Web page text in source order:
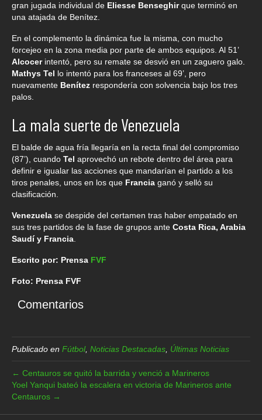
gran jugada individual de Eliesse Benseghirque terminó en
una atajada de Benítez.
En el complemento la dinámica fue la misma, con mucho
forcejeo en la zona media por parte de ambos equipos. Al 51’
Alcocer intentó, pero su remate se desvió en un zaguero galo.
Mathys Tel lo intentó para los franceses al 69’, pero
nuevamente Benítez respondería con solvencia bajo los tres
palos.
La mala suerte de Venezuela
El balde de agua fría llegaría en la recta final del compromiso
(87’), cuando Tel aprovechó un rebote dentro del área para
definir e igualar las acciones que mandarían el partido a los
tiros penales, unos en los que Francia ganó y selló su
clasificación.
Venezuela se despide del certamen tras haber empatado en
sus tres partidos de la fase de grupos ante Costa Rica, Arabia
Saudí y Francia.
Escrito por: Prensa FVF
Foto: Prensa FVF
Comentarios
Publicado en Fútbol, Noticias Destacadas, Últimas Noticias
← Centauros se quitó la barrida y venció a Marineros
Yoel Yanqui bateó la escalera en victoria de Marineros ante
Centauros →